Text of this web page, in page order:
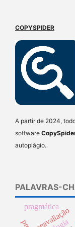
COPYSPIDER
A partir de 2024,
software
autoplágio.
PALAVRAS-
reavaliação
pragmática